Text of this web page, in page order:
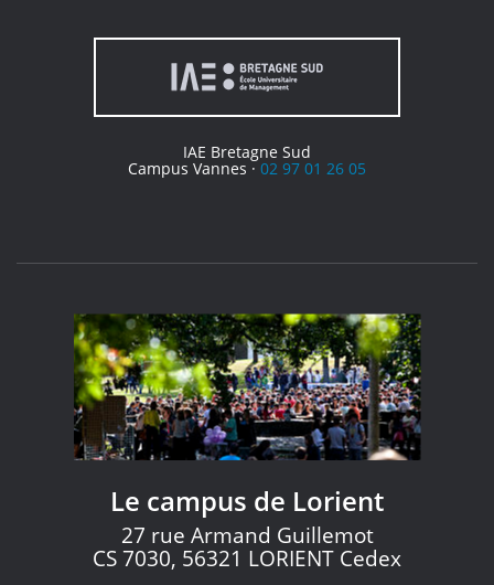
IAE Bretagne Sud
Campus Vannes ·02 97 01 26 05
Le campus de Lorient
27 rue Armand Guillemot
CS 7030, 56321 LORIENT Cedex